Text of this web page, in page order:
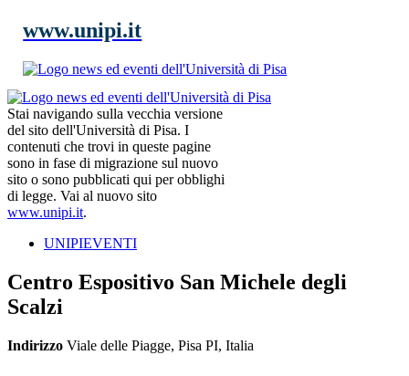
www.unipi.it
Stai navigando sulla vecchia versione
del sito dell'Università di Pisa. I
contenuti che trovi in queste pagine
sono in fase di migrazione sul nuovo
sito o sono pubblicati qui per obblighi
di legge. Vai al nuovo sito
www.unipi.it.
UNIPIEVENTI
Centro Espositivo San Michele degli
Scalzi
Indirizzo Viale delle Piagge, Pisa PI, Italia